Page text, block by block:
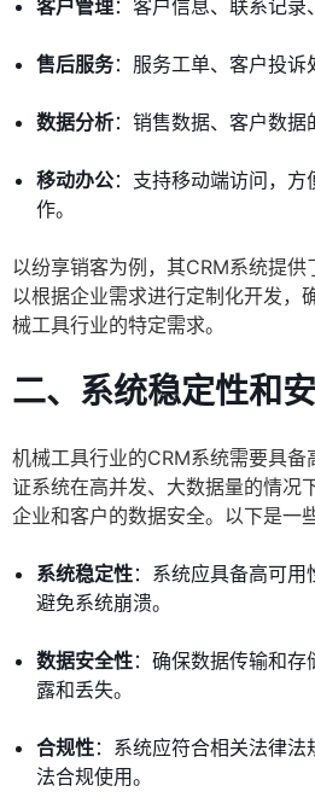
客户管理：客户信息、联系记录
售后服务：服务工单、客户投诉
数据分析：销售数据、客户数据
移动办公：支持移动端访问，
作。
以纷享销客为例，其CRM系统提
以根据企业需求进行定制化开发，
械工具行业的特定需求。
二、系统稳定性和
机械工具行业的CRM系统需要具
证系统在高并发、大数据量的情况
企业和客户的数据安全。以下是一
系统稳定性：系统应具备高可用
避免系统崩溃。
数据安全性：确保数据传输和
露和丢失。
合规性：系统应符合相关法律
法合规使用。